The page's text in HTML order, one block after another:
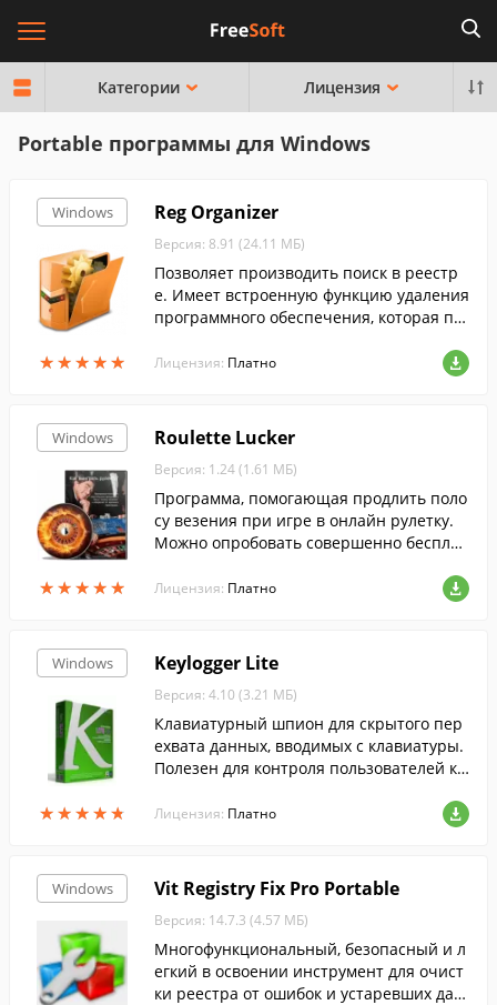
Категории Лицензия
Portable программы для Windows
Windows
★★★★★
★★★★★
Reg Organizer
Версия: 8.91 (24.11 МБ)
Позволяет производить поиск в реестр
е. Имеет встроенную функцию удаления
программного обеспечения, которая по
рограмм без остатков....
Лицензия: Платно
Windows
★★★★★
★★★★★
Roulette Lucker
Версия: 1.24 (1.61 МБ)
Программа, помогающая продлить поло
су везения при игре в онлайн рулетку.
Можно опробовать совершенно бесплат
Благодаря использованию сложной сист
емы ставок, сводится к минимуму вероя
Лицензия: Платно
Windows
★★★★★
★★★★★
Keylogger Lite
Версия: 4.10 (3.21 МБ)
Клавиатурный шпион для скрытого пер
ехвата данных, вводимых с клавиатуры.
Полезен для контроля пользователей ко
Лицензия: Платно
Windows Vit Registry Fix Pro Portable
Версия: 14.7.3 (4.57 МБ)
Многофункциональный, безопасный и л
егкий в освоении инструмент для очист
ки реестра от ошибок и устаревших дан